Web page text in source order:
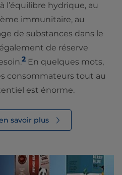
l’équilibre hydrique, au
immunitaire, au
de substances dans le
de réserve
2 En quelques mots,
consommateurs tout au
est énorme.
savoir plus